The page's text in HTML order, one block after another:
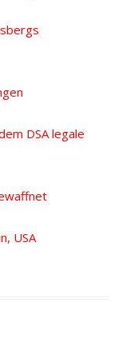
DSA legale
USA